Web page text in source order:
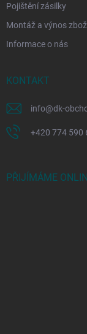
Pojištění zásilky
Montáž a výnos
Informace o nás
KONTAKT
info@dk-
+420 774 590
PŘIJÍMÁME